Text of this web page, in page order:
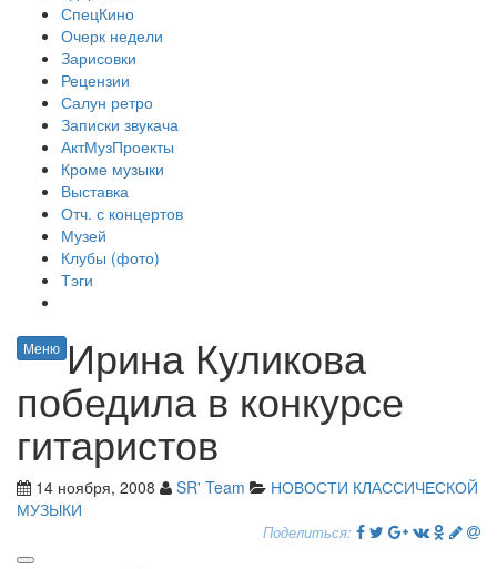
СпецКино
Очерк недели
Зарисовки
Рецензии
Салун ретро
Записки звукача
АктМузПроекты
Кроме музыки
Выставка
Отч. с концертов
Музей
Клубы (фото)
Тэги
Меню Ирина Куликова
победила в конкурсе
гитаристов
14 ноября, 2008 SR' Team
НОВОСТИ КЛАССИЧЕСКОЙ
МУЗЫКИ
Поделиться: